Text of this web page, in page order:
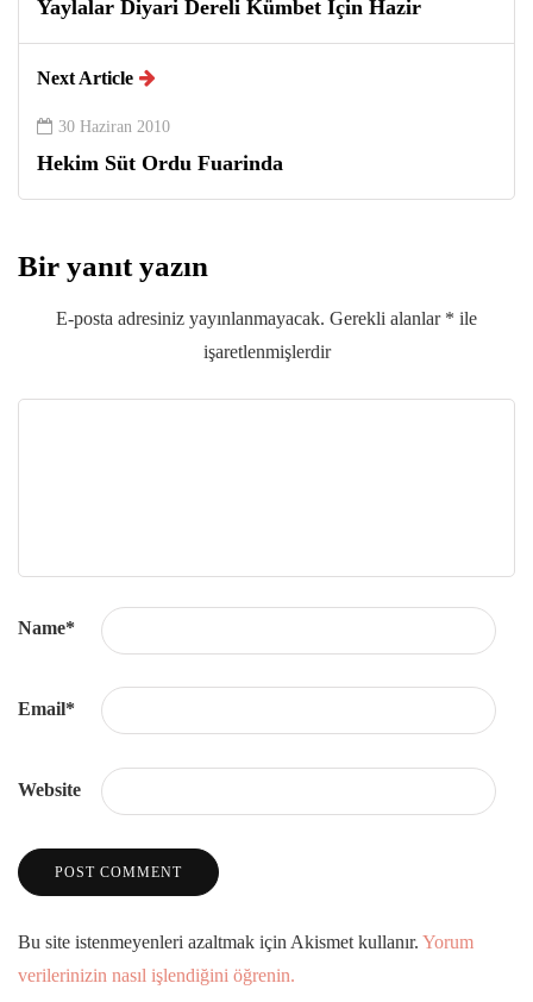
Yaylalar Diyari Dereli Kümbet Için Hazir
Next Article
30 Haziran 2010
Hekim Süt Ordu Fuarinda
Bir yanıt yazın
E-posta adresiniz yayınlanmayacak. Gerekli alanlar * ile
işaretlenmişlerdir
Name*
Email*
Website
Bu site istenmeyenleri azaltmak için Akismet kullanır. Yorum
verilerinizin nasıl işlendiğini öğrenin.